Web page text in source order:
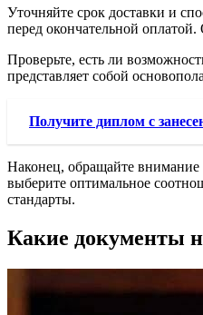
Уточняйте срок доставки и
перед окончательной
Проверьте, есть ли
представляет собой
Получите диплом с
Наконец, обращайте
выберите оптимальное
стандарты.
Какие документы